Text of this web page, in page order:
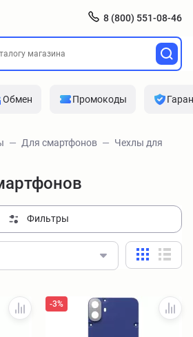
8 (800) 551-08-46
Обмен Промокоды
Для смартфонов
Чехлы для
Фильтры
-3%